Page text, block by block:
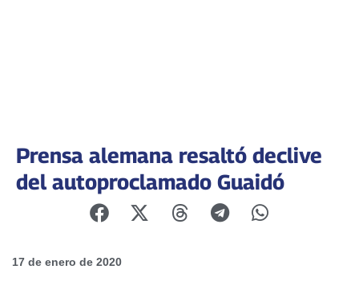
Prensa alemana resaltó declive
del autoproclamado Guaidó
17 de enero de 2020